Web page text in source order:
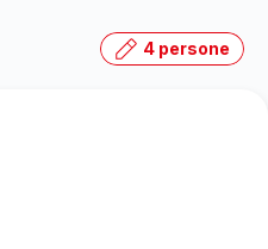
4 persone